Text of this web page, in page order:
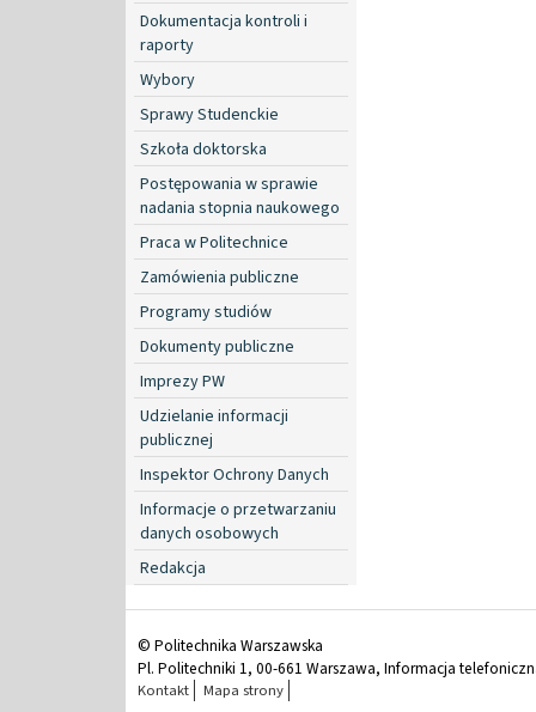
Dokumentacja kontroli i
raporty
Wybory
Sprawy Studenckie
Szkoła doktorska
Postępowania w sprawie
nadania stopnia naukowego
Praca w Politechnice
Zamówienia publiczne
Programy studiów
Dokumenty publiczne
Imprezy PW
Udzielanie informacji
publicznej
Inspektor Ochrony Danych
Informacje o przetwarzaniu
danych osobowych
Redakcja
© Politechnika Warszawska
Pl. Politechniki 1, 00-661 Warszawa, Informacja
Kontakt Mapa strony